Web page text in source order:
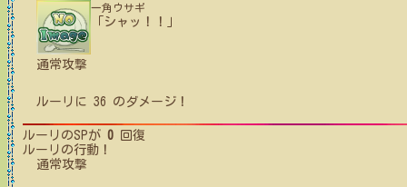
一角ウサギ
「シャッ！！」
通常攻撃
ルーリ に 36 のダメージ！
ルーリ のSPが 0 回復
ルーリ の行動！
通常攻撃